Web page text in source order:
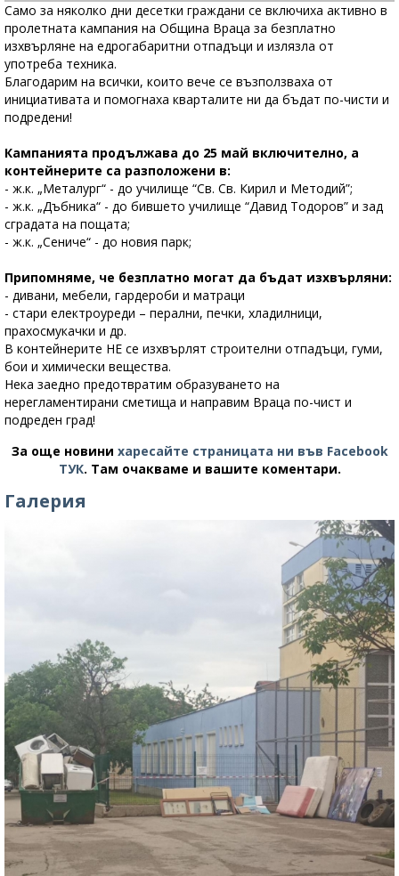
Само за няколко дни десетки граждани се включиха активно в
пролетната кампания на Община Враца за безплатно
изхвърляне на едрогабаритни отпадъци и излязла от
употреба техника.
Благодарим на всички, които вече се възползваха от
инициативата и помогнаха кварталите ни да бъдат по-чисти и
подредени!
Кампанията продължава до 25 май включително, а
контейнерите са разположени в:
- ж.к. „Металург“ - до училище “Св. Св. Кирил и Методий”;
- ж.к. „Дъбника“ - до бившето училище “Давид Тодоров” и зад
сградата на пощата;
- ж.к. „Сениче“ - до новия парк;
Припомняме, че безплатно могат да бъдат изхвърляни:
- дивани, мебели, гардероби и матраци
- стари електроуреди – перални, печки, хладилници,
прахосмукачки и др.
В контейнерите НЕ се изхвърлят строителни отпадъци, гуми,
бои и химически вещества.
Нека заедно предотвратим образуването на
нерегламентирани сметища и направим Враца по-чист и
подреден град!
За още новини харесайте страницата ни във Facebook
ТУК. Там очакваме и вашите коментари.
Галерия